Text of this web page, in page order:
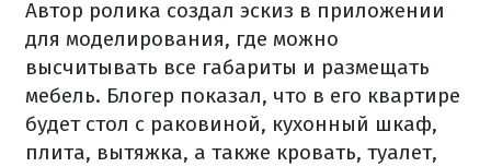
Автор ролика создал эскиз в приложении
для моделирования, где можно
высчитывать все габариты и размещать
мебель. Блогер показал, что в его квартире
будет стол с раковиной, кухонный шкаф,
плита, вытяжка, а также кровать, туалет,